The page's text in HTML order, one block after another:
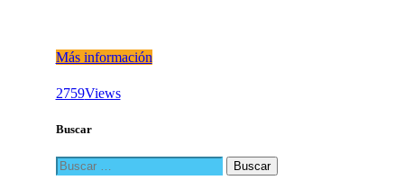
Más información
2759Views
Buscar
Buscar: